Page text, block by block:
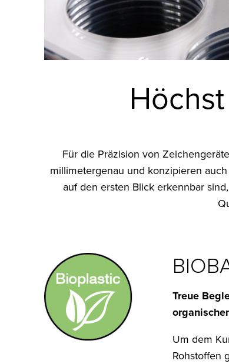
Für die Präzision von
millimetergenau und konzipieren
auf den ersten Blick erkennbar
Treue
Um dem
Rohstoffen